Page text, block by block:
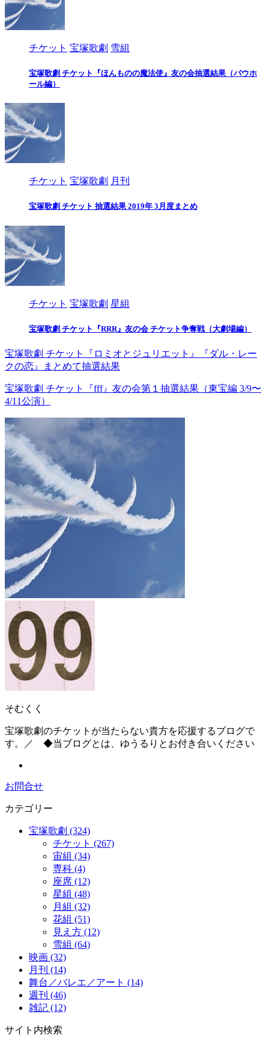
チケット 宝塚歌劇 雪組
宝塚歌劇 チケット『ほんものの魔法使』友の会抽選結果（バウホ
ール編）
チケット 宝塚歌劇 月刊
宝塚歌劇 チケット 抽選結果 2019年 3月度まとめ
チケット 宝塚歌劇 星組
宝塚歌劇 チケット『RRR』友の会 チケット争奪戦（大劇場編）
宝塚歌劇 チケット『ロミオとジュリエット』『ダル・レー
クの恋』まとめて抽選結果
宝塚歌劇 チケット『fff』友の会第１抽選結果（東宝編 3/9〜
4/11公演）
そむくく
宝塚歌劇のチケットが当たらない貴方を応援するブログで
す。／ ◆当ブログとは、ゆうるりとお付き合いください
お問合せ
カテゴリー
宝塚歌劇 (324)
チケット (267)
宙組 (34)
専科 (4)
座席 (12)
星組 (48)
月組 (32)
花組 (51)
見え方 (12)
雪組 (64)
映画 (32)
月刊 (14)
舞台／バレエ／アート (14)
週刊 (46)
雑記 (12)
サイト内検索